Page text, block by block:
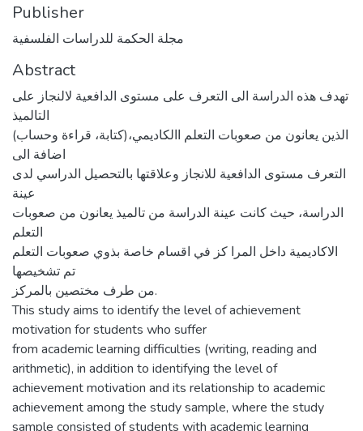
Publisher
مجلة الحكمة للدراسات الفلسفية
Abstract
تهدف هذه الدراسة الى التعرف على مستوى الدافعية لالنجاز على
التالميذ
الذين يعانون من صعوبات التعلم االكاديمي،(كتابة، قراءة وحساب)
اضافة الى
التعرف مستوى الدافعية للانجاز وعلاقتها بالتحصيل الدراسي لدى
عينة
الدراسة، حيث كانت عينة الدراسة من تالميذ يعانون من صعوبات
التعلم
الاكاديمية داخل المرا كز في اقسام خاصة بذوي صعوبات التعلم
تم تشخيصها
من طرف مختصين بالمركز.
This study aims to identify the level of achievement
motivation for students who suffer
from academic learning difficulties (writing, reading and
arithmetic), in addition to identifying the level of
achievement motivation and its relationship to academic
achievement among the study sample, where the study
sample consisted of students with academic learning